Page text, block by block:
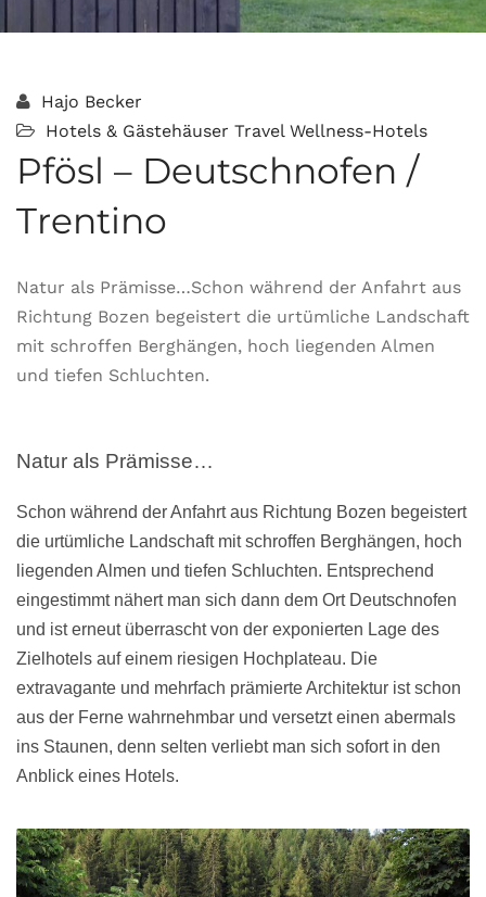
Hajo Becker
Hotels & Gästehäuser Travel Wellness-Hotels
Pfösl – Deutschnofen /
Trentino
Natur als Prämisse…Schon während der Anfahrt aus
Richtung Bozen begeistert die urtümliche Landschaft
mit schroffen Berghängen, hoch liegenden Almen
und tiefen Schluchten.
Natur als Prämisse…
Schon während der Anfahrt aus Richtung Bozen begeistert
die urtümliche Landschaft mit schroffen Berghängen, hoch
liegenden Almen und tiefen Schluchten. Entsprechend
eingestimmt nähert man sich dann dem Ort Deutschnofen
und ist erneut überrascht von der exponierten Lage des
Zielhotels auf einem riesigen Hochplateau. Die
extravagante und mehrfach prämierte Architektur ist schon
aus der Ferne wahrnehmbar und versetzt einen abermals
ins Staunen, denn selten verliebt man sich sofort in den
Anblick eines Hotels.